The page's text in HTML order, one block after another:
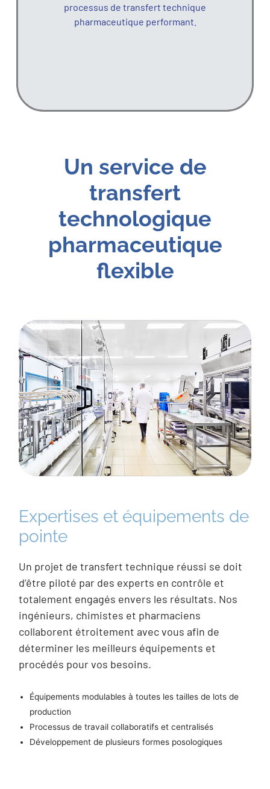
processus de transfert technique
pharmaceutique performant.
Un service de
transfert
technologique
pharmaceutique
flexible
Expertises et équipements de
pointe
Un projet de transfert technique réussi se doit
d’être piloté par des experts en contrôle et
totalement engagés envers les résultats. Nos
ingénieurs, chimistes et pharmaciens
collaborent étroitement avec vous afin de
déterminer les meilleurs équipements et
procédés pour vos besoins.
Équipements modulables à toutes les tailles de lots de
production
Processus de travail collaboratifs et centralisés
Développement de plusieurs formes posologiques